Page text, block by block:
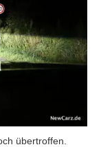
übertroffen.